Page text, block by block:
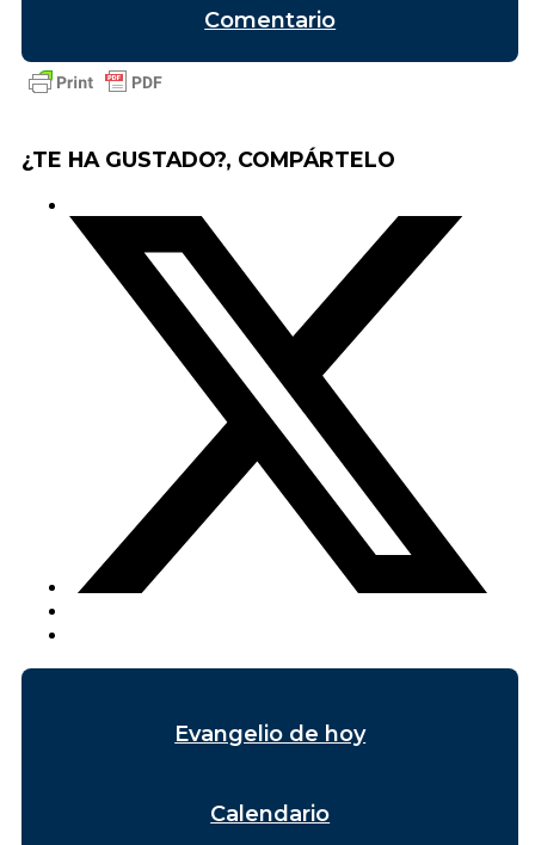
Comentario
¿TE HA GUSTADO?, COMPÁRTELO
Evangelio de hoy
Calendario